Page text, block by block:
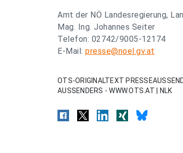
Amt der NÖ Landesregierung,
Mag. Ing. Johannes Seiter
Telefon: 02742/9005-12174
E-Mail: presse@noel.gv.at
OTS-ORIGINALTEXT
AUSSENDERS - WWW.OTS.AT | NLK